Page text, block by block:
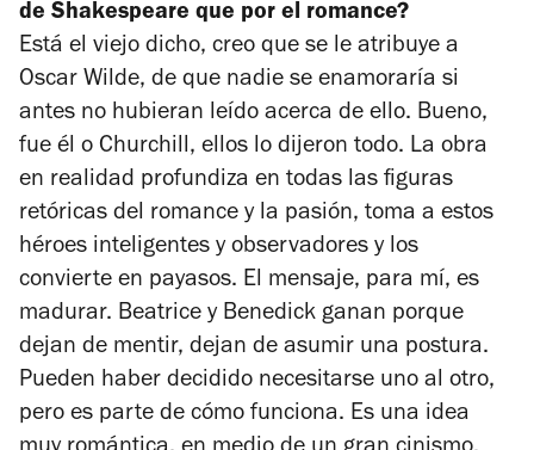
de Shakespeare que por el romance?
Está el viejo dicho, creo que se le atribuye a
Oscar Wilde, de que nadie se enamoraría si
antes no hubieran leído acerca de ello. Bueno,
fue él o Churchill, ellos lo dijeron todo. La obra
en realidad profundiza en todas las figuras
retóricas del romance y la pasión, toma a estos
héroes inteligentes y observadores y los
convierte en payasos. El mensaje, para mí, es
madurar. Beatrice y Benedick ganan porque
dejan de mentir, dejan de asumir una postura.
Pueden haber decidido necesitarse uno al otro,
pero es parte de cómo funciona. Es una idea